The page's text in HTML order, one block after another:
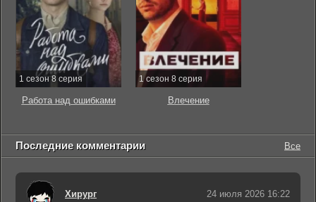
1 сезон 8 серия
Работа над ошибками
1 сезон 8 серия
Влечение
Последние комментарии Все
Хирург 24 июля 2026 16:22